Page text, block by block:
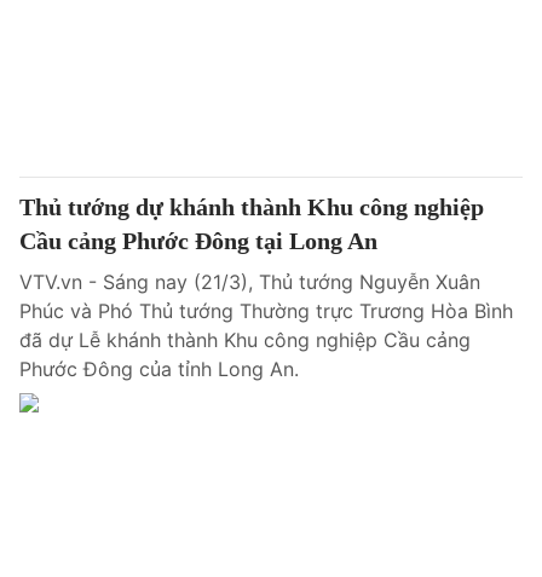
Thủ tướng dự khánh thành Khu công nghiệp
Cầu cảng Phước Đông tại Long An
VTV.vn - Sáng nay (21/3), Thủ tướng Nguyễn Xuân
Phúc và Phó Thủ tướng Thường trực Trương Hòa Bình
đã dự Lễ khánh thành Khu công nghiệp Cầu cảng
Phước Đông của tỉnh Long An.